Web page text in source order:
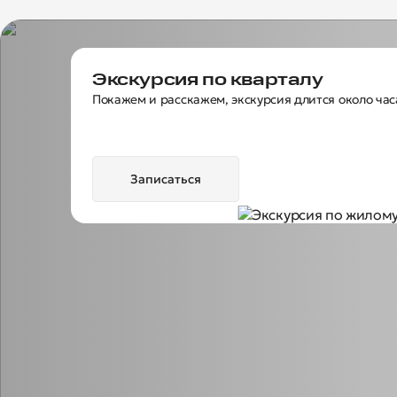
Экскурсия по кварталу
Покажем и расскажем, экскурсия длится около
Записаться